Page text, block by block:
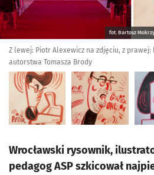
fot. Bartosz
Z lewej: Piotr Alexewicz na zdjęciu, z
autorstwa Tomasza Brody
Wrocławski rysownik,
pedagog ASP szkicował